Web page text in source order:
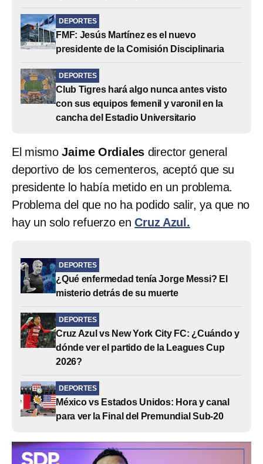
DEPORTES
FMF: Jesús Martínez es el nuevo
presidente de la Comisión Disciplinaria
DEPORTES
Club Tigres hará algo nunca antes visto
con sus equipos femenil y varonil en la
cancha del Estadio Universitario
El mismoJaime Ordiales director general
deportivo de los cementeros, aceptó que su
presidente lo había metido en un problema.
Problema del que no ha podido salir, ya que no
hay un solo refuerzo enCruz Azul.
DEPORTES
¿Qué enfermedad tenía Jorge Messi? El
misterio detrás de su muerte
DEPORTES
Cruz Azul vs New York City FC: ¿Cuándo y
dónde ver el partido de la Leagues Cup
2026?
DEPORTES
México vs Estados Unidos: Hora y canal
para ver la Final del Premundial Sub-20